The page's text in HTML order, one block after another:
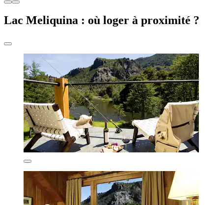
Lac Meliquina : où loger à proximité ?